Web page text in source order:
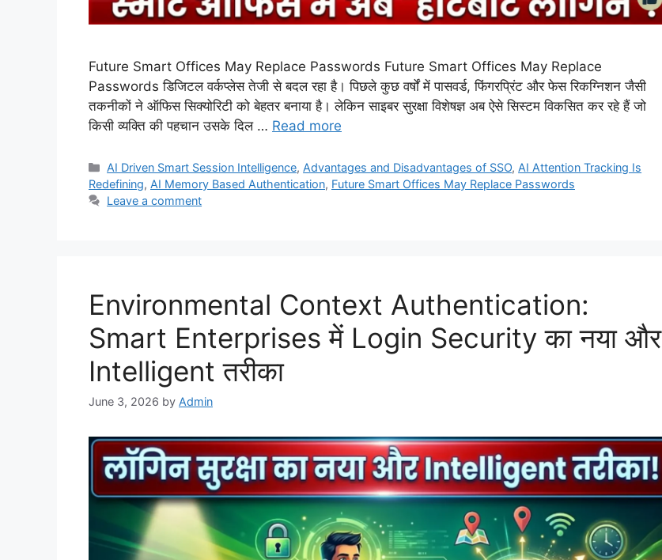
Future Smart Offices May Replace Passwords Future Smart Offices May Replace
Passwords डिजिटल वर्कप्लेस तेजी से बदल रहा है। पिछले कुछ वर्षों में पासवर्ड, फिंगरप्रिंट और फेस रिकग्निशन जैसी
तकनीकों ने ऑफिस सिक्योरिटी को बेहतर बनाया है। लेकिन साइबर सुरक्षा विशेषज्ञ अब ऐसे सिस्टम विकसित कर रहे हैं जो
किसी व्यक्ति की पहचान उसके दिल … Read more
Categories
AI Driven Smart Session Intelligence, Advantages and Disadvantages of SSO, AI Attention Tracking Is
Redefining, AI Memory Based Authentication, Future Smart Offices May Replace Passwords
Leave a comment
Environmental Context Authentication:
Smart Enterprises में Login Security का नया और
Intelligent तरीका
June 3, 2026 by Admin